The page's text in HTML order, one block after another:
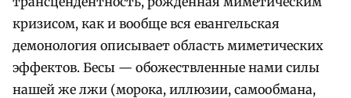
кризисом, как и вообще вся евангельская
демонология описывает область миметических
эффектов. Бесы — обожествленные нами силы
нашей же лжи (морока, иллюзии, самообмана,